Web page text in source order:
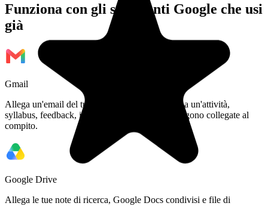
Funziona con gli strumenti Google che usi
già
Gmail
Allega un'email del tuo professore direttamente a un'attività,
syllabus, feedback, istruzioni di consegna rimangono collegate al
compito.
Google Drive
Allega le tue note di ricerca, Google Docs condivisi e file di